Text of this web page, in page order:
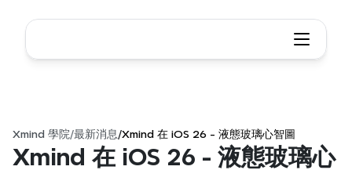
Xmind 學院/最新消息 /Xmind 在 iOS 26 - 液態玻璃心智圖
Xmind 在 iOS 26 - 液態玻璃心